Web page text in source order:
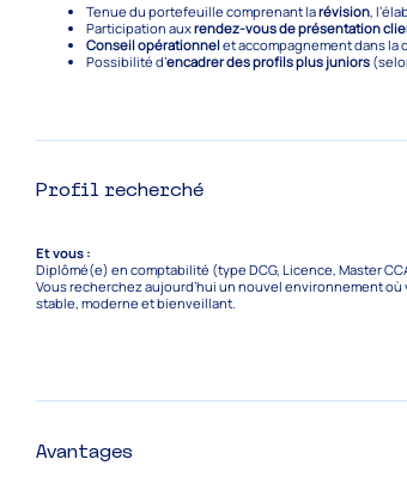
Tenue du portefeuille comprenant larévision,
Participation auxrendez-vous de présentation
Conseil opérationnelet accompagnement dans la
Possibilité d’encadrer des profils plus juniors
Profil recherché
Et vous :
Diplômé(e) en comptabilité (type DCG, Licence, Master
Vous recherchez aujourd’hui un nouvel environnement
stable, moderne et bienveillant.
Avantages